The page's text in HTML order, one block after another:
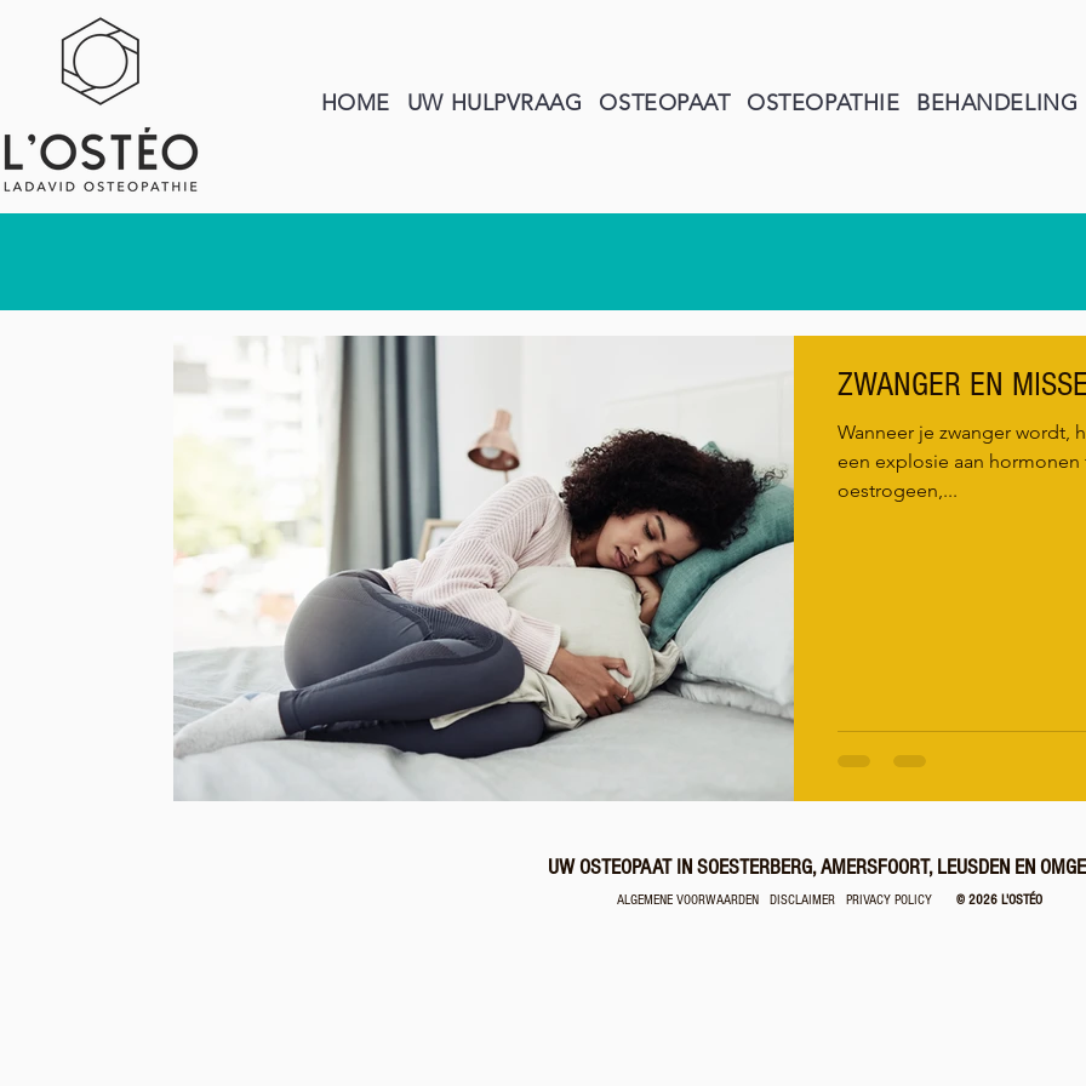
HOME UW HULPVRAAG OSTEOPAAT OSTEOPATHIE BEHANDELING
ZWANGER EN
Wanneer je zwanger wordt,
een explosie aan
oestrogeen,...
UW OSTEOPAAT IN SOESTERBERG, AMERSFOORT, LEUSDEN EN
ALGEMENE VOORWAARDEN DISCLAIMER PRIVACY POLICY © 2026 L'OSTÉO